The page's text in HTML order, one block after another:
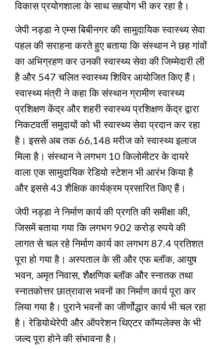
विकास प्रयोगशाला के साथ सहयोग भी कर रहा है।
जेपी नड्डा ने एम्स बिबीनगर की सामुदायिक स्वास्थ्य सेवा
पहल की सराहना करते हुए बताया कि संस्थान ने छह गांवों
का अभिग्रहण कर उनकी स्वास्थ्य सेवा की जिम्मेदारी ली
है और 547 चलित स्वास्थ्य शिविर आयोजित किए हैं।
स्वास्थ्य मंत्री ने कहा कि संस्थान ग्रामीण स्वास्थ्य
प्रशिक्षण केंद्र और शहरी स्वास्थ्य प्रशिक्षण केंद्र द्वारा
निकटवर्ती समुदायों को भी स्वास्थ्य सेवा प्रदान कर रहा
है। इससे अब तक 66,148 मरीज को स्वास्थ्य इलाज
मिला है। संस्थान ने लगभग 10 किलोमीटर के दायरे
वाला एक सामुदायिक रेडियो स्टेशन भी आरंभ किया है
और इससे 43 शैक्षिक कार्यक्रम प्रसारित किए हैं।
जेपी नड्डा ने निर्माण कार्य की प्रगति की समीक्षा की,
जिसमें बताया गया कि लगभग 902 करोड़ रुपये की
लागत से चल रहे निर्माण कार्य का लगभग 87.4 प्रतिशत
पूरा हो गया है। अस्पताल के सी और एफ ब्लॉक, आयुष
भवन, अमृत निवास, शैक्षणिक ब्लॉक और स्नातक तथा
स्नातकोत्तर छात्रावास भवनों का निर्माण कार्य पूरा कर
लिया गया है। पुराने भवनों का जीर्णोद्धार कार्य भी चल रहा
है। रेडियोथेरेपी और ऑपरेशन थिएटर कॉम्पलेक्स के भी
जल्द पूरा होने की संभावना है।